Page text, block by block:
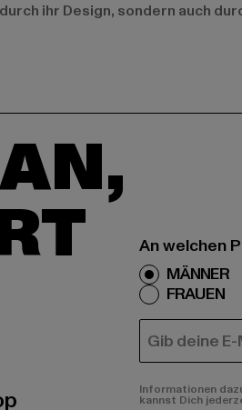
ihr Design, sondern auch
An welchen
MÄNNER
FRAUEN
E-MAIL
Informationen
kannst Dich